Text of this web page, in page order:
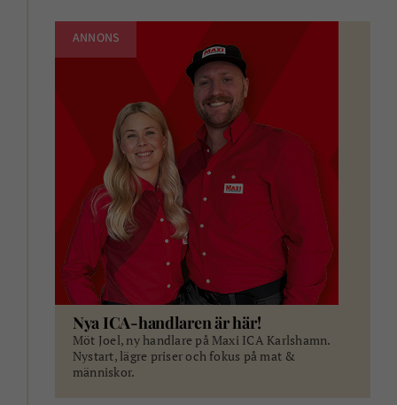
ANNONS
Nya ICA-handlaren är här!
Möt Joel, ny handlare på Maxi ICA Karlshamn.
Nystart, lägre priser och fokus på mat &
människor.